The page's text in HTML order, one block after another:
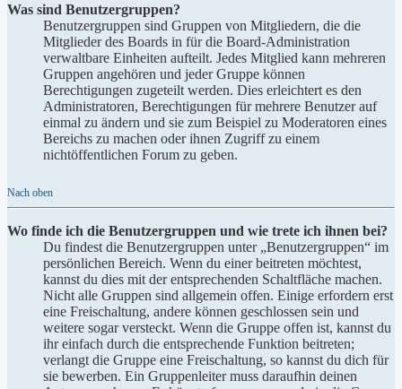
Was sind Benutzergruppen?
Benutzergruppen sind Gruppen von Mitgliedern, die die
Mitglieder des Boards in für die Board-Administration
verwaltbare Einheiten aufteilt. Jedes Mitglied kann mehreren
Gruppen angehören und jeder Gruppe können
Berechtigungen zugeteilt werden. Dies erleichtert es den
Administratoren, Berechtigungen für mehrere Benutzer auf
einmal zu ändern und sie zum Beispiel zu Moderatoren eines
Bereichs zu machen oder ihnen Zugriff zu einem
nichtöffentlichen Forum zu geben.
Nach oben
Wo finde ich die Benutzergruppen und wie trete ich ihnen bei?
Du findest die Benutzergruppen unter „Benutzergruppen“ im
persönlichen Bereich. Wenn du einer beitreten möchtest,
kannst du dies mit der entsprechenden Schaltfläche machen.
Nicht alle Gruppen sind allgemein offen. Einige erfordern erst
eine Freischaltung, andere können geschlossen sein und
weitere sogar versteckt. Wenn die Gruppe offen ist, kannst du
ihr einfach durch die entsprechende Funktion beitreten;
verlangt die Gruppe eine Freischaltung, so kannst du dich für
sie bewerben. Ein Gruppenleiter muss daraufhin deinen